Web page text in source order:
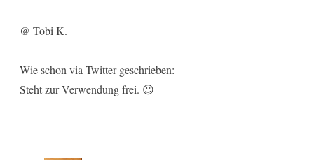
@ Tobi K.
Wie schon via Twitter geschrieben:
Steht zur Verwendung frei. 😉